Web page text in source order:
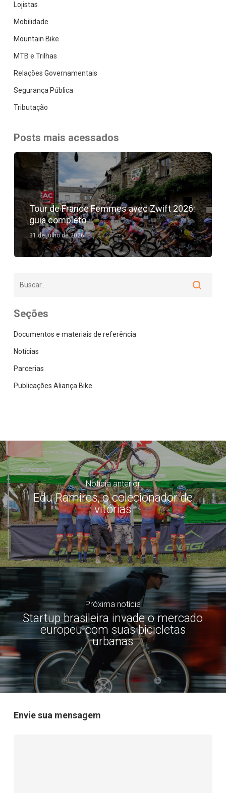
Lojistas
Mobilidade
Mountain Bike
MTB e Trilhas
Relações Governamentais
Segurança Pública
Tributação
Posts mais acessados
Tour de France Femmes avec Zwift 2026:
guia completo
31 de julho de 2026
Seções
Documentos e materiais de referência
Notícias
Parcerias
Publicações Aliança Bike
Notícia anterior
Edu Ramires, o colecionador de
vitórias
Próxima notícia
Startup brasileira invade o mercado
europeu com suas bicicletas
urbanas
Envie sua mensagem